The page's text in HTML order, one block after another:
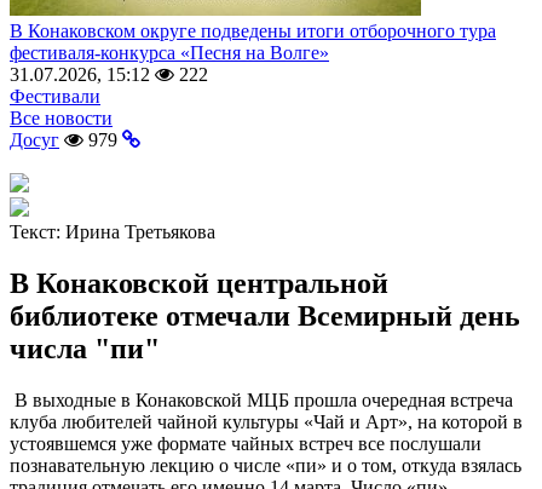
В Конаковском округе подведены итоги отборочного тура
фестиваля-конкурса «Песня на Волге»
31.07.2026, 15:12
222
Фестивали
Все новости
Досуг
979
Текст: Ирина Третьякова
В Конаковской центральной
библиотеке отмечали Всемирный день
числа "пи"
В выходные в Конаковской МЦБ прошла очередная встреча
клуба любителей чайной культуры «Чай и Арт», на которой в
устоявшемся уже формате чайных встреч все послушали
познавательную лекцию о числе «пи» и о том, откуда взялась